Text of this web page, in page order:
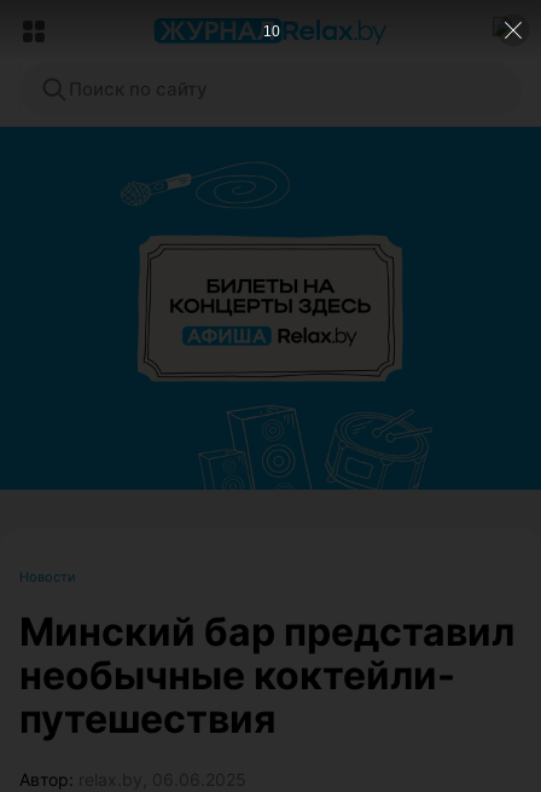
ЭФФЕКТИВНАЯ РЕКЛАМА НА САЙТЕ
Новости
Минский бар представил
необычные коктейли-
путешествия
Автор:
8